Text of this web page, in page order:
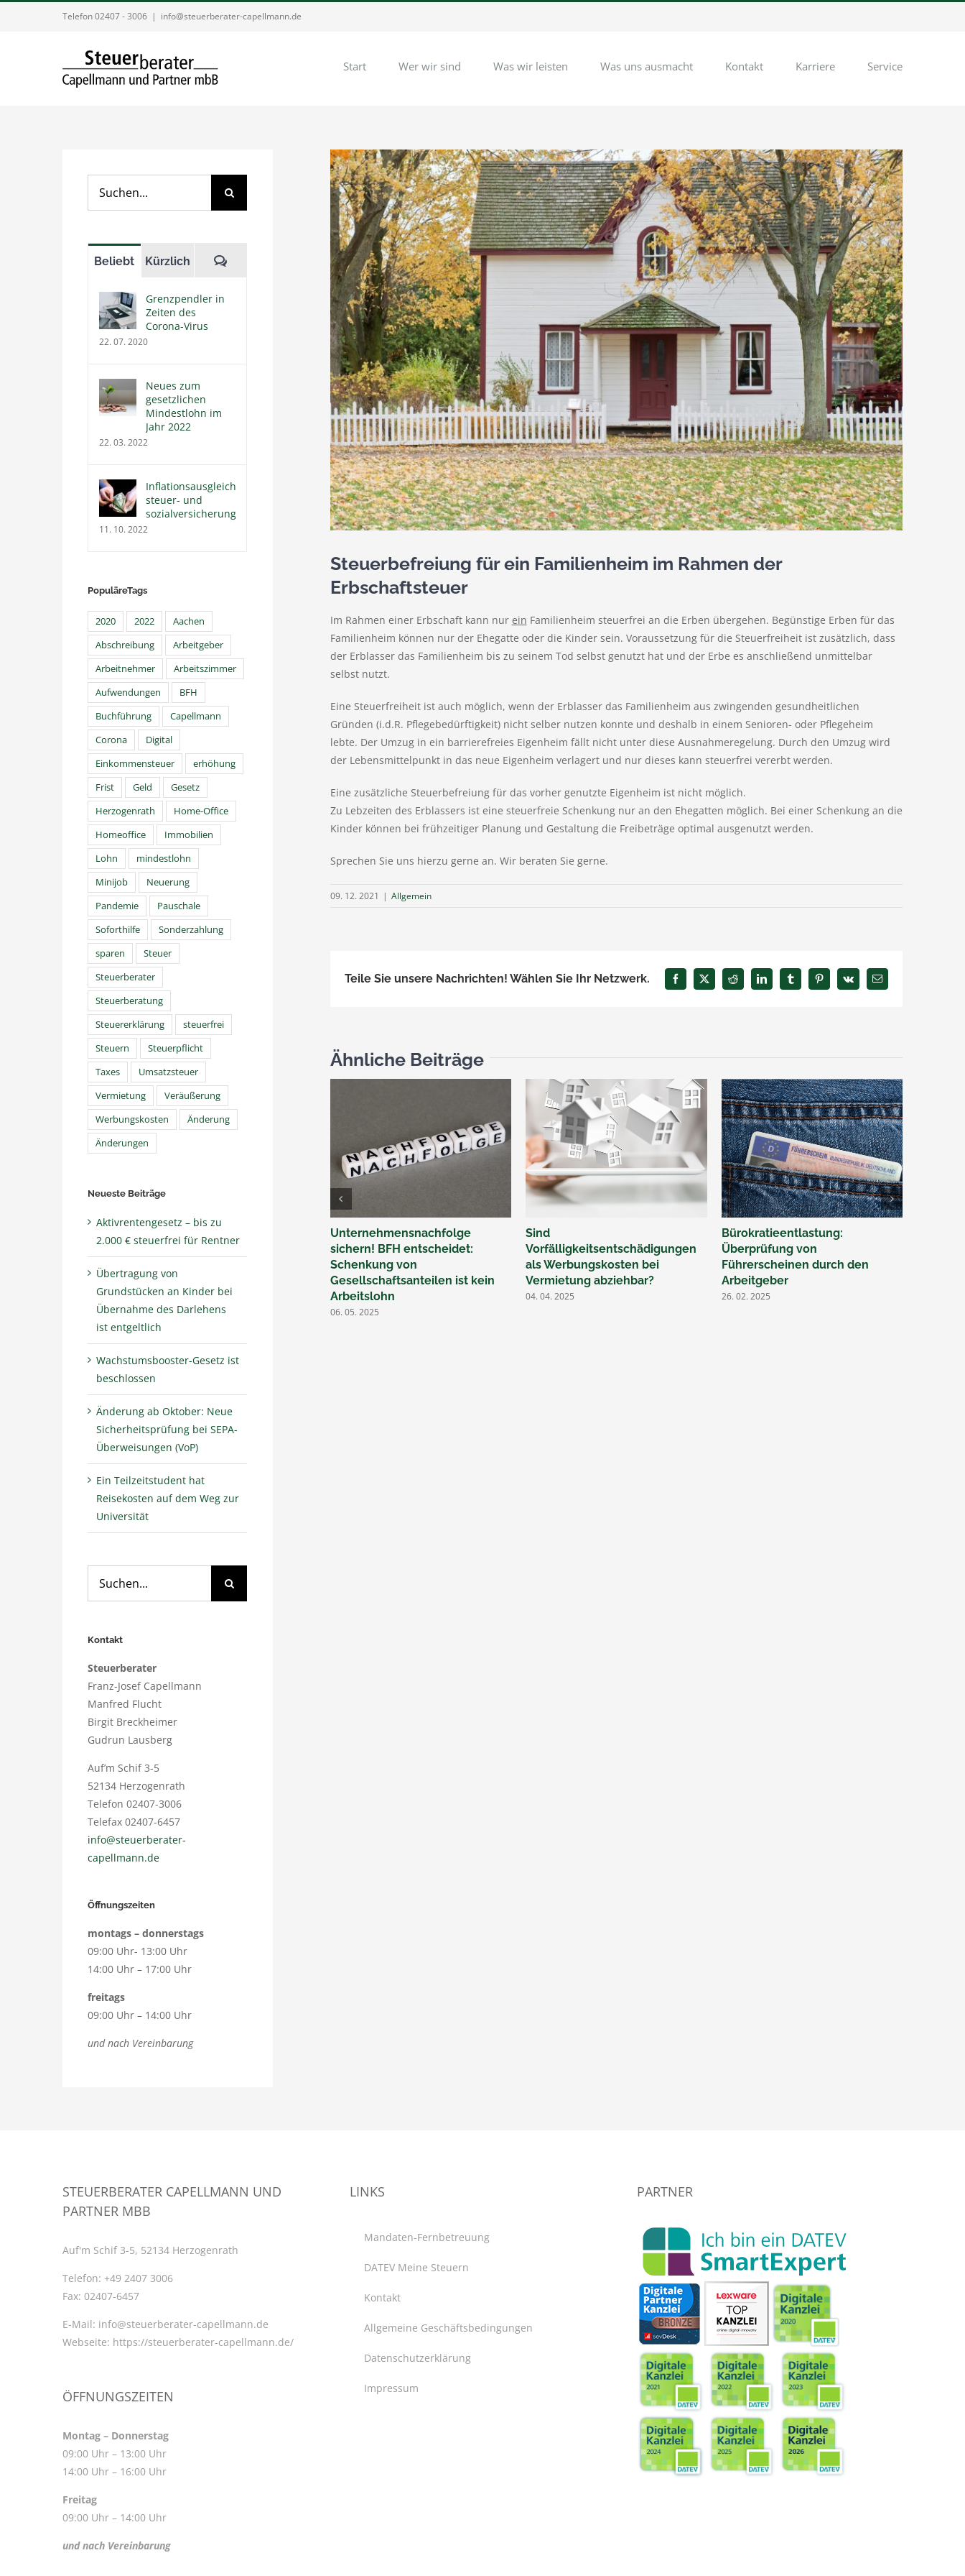
Telefon 02407 - 3006 | info@steuerberater-capellmann.de
Start Wer wir sind Was wir leisten Was uns ausmacht Kontakt Karriere Service
Zeige
grösseres
Bild
Steuerbefreiung für ein Familienheim im Rahmen der
Erbschaftsteuer
Im Rahmen einer Erbschaft kann nur ein Familienheim steuerfrei an die Erben übergehen. Begünstige Erben für das
Familienheim können nur der Ehegatte oder die Kinder sein. Voraussetzung für die Steuerfreiheit ist zusätzlich, dass
der Erblasser das Familienheim bis zu seinem Tod selbst genutzt hat und der Erbe es anschließend unmittelbar
selbst nutzt.
Eine Steuerfreiheit ist auch möglich, wenn der Erblasser das Familienheim aus zwingenden gesundheitlichen
Gründen (i.d.R. Pflegebedürftigkeit) nicht selber nutzen konnte und deshalb in einem Senioren- oder Pflegeheim
lebte. Der Umzug in ein barrierefreies Eigenheim fällt nicht unter diese Ausnahmeregelung. Durch den Umzug wird
der Lebensmittelpunkt in das neue Eigenheim verlagert und nur dieses kann steuerfrei vererbt werden.
Eine zusätzliche Steuerbefreiung für das vorher genutzte Eigenheim ist nicht möglich.
Zu Lebzeiten des Erblassers ist eine steuerfreie Schenkung nur an den Ehegatten möglich. Bei einer Schenkung an die
Kinder können bei frühzeitiger Planung und Gestaltung die Freibeträge optimal ausgenutzt werden.
Sprechen Sie uns hierzu gerne an. Wir beraten Sie gerne.
09. 12. 2021 | Allgemein
Teile Sie unsere Nachrichten! Wählen Sie Ihr Netzwerk. Facebook
X Reddit LinkedInTumblrPinterest
Vk
E-
Mail
Ähnliche Beiträge
Unternehmensnachfolge
sichern! BFH entscheidet:
Schenkung von
Gesellschaftsanteilen ist kein
Arbeitslohn
06. 05. 2025
Sind
Vorfälligkeitsentschädigungen
als Werbungskosten bei
Vermietung abziehbar?
04. 04. 2025
Bürokratieentlastung:
Überprüfung von
Führerscheinen durch den
Arbeitgeber
26. 02. 2025
nach:
Beliebt Kürzlich Kommentare
Grenzpendler in
Zeiten des
Corona-Virus
22. 07. 2020
Neues zum
gesetzlichen
Mindestlohn im
Jahr 2022
22. 03. 2022
Inflationsausgleichsprämie
steuer- und
sozialversicherungsfrei
11. 10. 2022
PopuläreTags
2020 2022
Aachen
Abschreibung
Arbeitgeber
Arbeitnehmer
Arbeitszimmer
Aufwendungen
BFH
Buchführung
Capellmann
Corona
Digital
Einkommensteuer
erhöhung
Frist
Geld
Gesetz
Herzogenrath
Home-Office
Homeoffice
Immobilien
Lohn
mindestlohn
Minijob
Neuerung
Pandemie
Pauschale
Soforthilfe
Sonderzahlung
sparen
Steuer
Steuerberater
Steuerberatung
Steuererklärung
steuerfrei
Steuern
Steuerpflicht
Taxes
Umsatzsteuer
Vermietung
Veräußerung
Werbungskosten
Änderung
Änderungen
Neueste Beiträge
Aktivrentengesetz – bis zu
2.000 € steuerfrei für Rentner
Übertragung von
Grundstücken an Kinder bei
Übernahme des Darlehens
ist entgeltlich
Wachstumsbooster-Gesetz ist
beschlossen
Änderung ab Oktober: Neue
Sicherheitsprüfung bei SEPA-
Überweisungen (VoP)
Ein Teilzeitstudent hat
Reisekosten auf dem Weg zur
Universität
nach:
Kontakt
Steuerberater
Franz-Josef Capellmann
Manfred Flucht
Birgit Breckheimer
Gudrun Lausberg
Auf’m Schif 3-5
52134 Herzogenrath
Telefon 02407-3006
Telefax 02407-6457
info@steuerberater-
capellmann.de
Öffnungszeiten
montags – donnerstags
09:00 Uhr- 13:00 Uhr
14:00 Uhr – 17:00 Uhr
freitags
09:00 Uhr – 14:00 Uhr
und nach Vereinbarung
STEUERBERATER CAPELLMANN UND
PARTNER MBB
Auf'm Schif 3-5, 52134 Herzogenrath
Telefon: +49 2407 3006
Fax: 02407-6457
E-Mail: info@steuerberater-capellmann.de
Webseite: https://steuerberater-capellmann.de/
ÖFFNUNGSZEITEN
Montag – Donnerstag
09:00 Uhr – 13:00 Uhr
14:00 Uhr – 16:00 Uhr
Freitag
09:00 Uhr – 14:00 Uhr
und nach Vereinbarung
LINKS
Mandaten-Fernbetreuung
DATEV Meine Steuern
Kontakt
Allgemeine Geschäftsbedingungen
Datenschutzerklärung
Impressum
PARTNER